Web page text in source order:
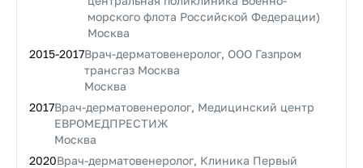
морского флота Российской Федерации)
Москва
2015-2017Врач-дерматовенеролог, ООО Газпром
трансгаз Москва
Москва
2017Врач-дерматовенеролог, Медицинский центр
ЕВРОМЕДПРЕСТИЖ
Москва
2020Врач-дерматовенеролог, Клиника Первый